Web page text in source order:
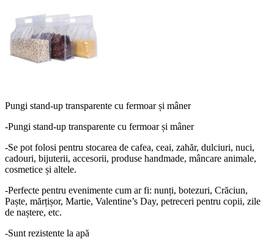
Pungi stand-up transparente cu fermoar și mâner
-Pungi stand-up transparente cu fermoar și mâner
-Se pot folosi pentru stocarea de cafea, ceai, zahăr, dulciuri, nuci,
cadouri, bijuterii, accesorii, produse handmade, mâncare animale,
cosmetice și altele.
-Perfecte pentru evenimente cum ar fi: nunți, botezuri, Crăciun,
Paște, mărțișor, Martie, Valentine’s Day, petreceri pentru copii, zile
de naștere, etc.
-Sunt rezistente la apă